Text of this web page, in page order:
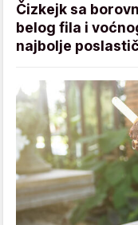
Čizkejk sa
belog fila i
najbolje